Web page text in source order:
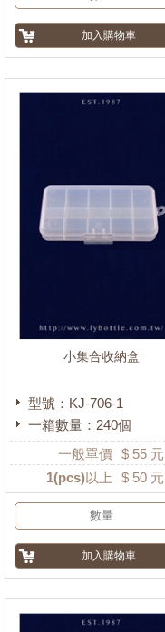
小集合收納盒
型號：KJ-706-1
一箱數量：240個
一般單價 $ 55 元
1(pcs)以上 $ 50 元